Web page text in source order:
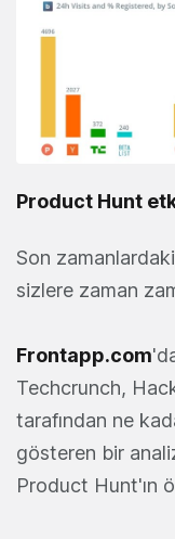
Product Hunt
Son zamanlardaki
sizlere zaman
Frontapp.com
Techcrunch,
tarafından ne
gösteren bir
Product Hunt'ın